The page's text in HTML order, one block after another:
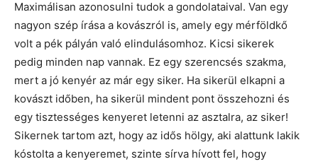
Maximálisan azonosulni tudok a gondolataival. Van egy
nagyon szép írása a kovászról is, amely egy mérföldkő
volt a pék pályán való elindulásomhoz. Kicsi sikerek
pedig minden nap vannak. Ez egy szerencsés szakma,
mert a jó kenyér az már egy siker. Ha sikerül elkapni a
kovászt időben, ha sikerül mindent pont összehozni és
egy tisztességes kenyeret letenni az asztalra, az siker!
Sikernek tartom azt, hogy az idős hölgy, aki alattunk lakik
kóstolta a kenyeremet, szinte sírva hívott fel, hogy